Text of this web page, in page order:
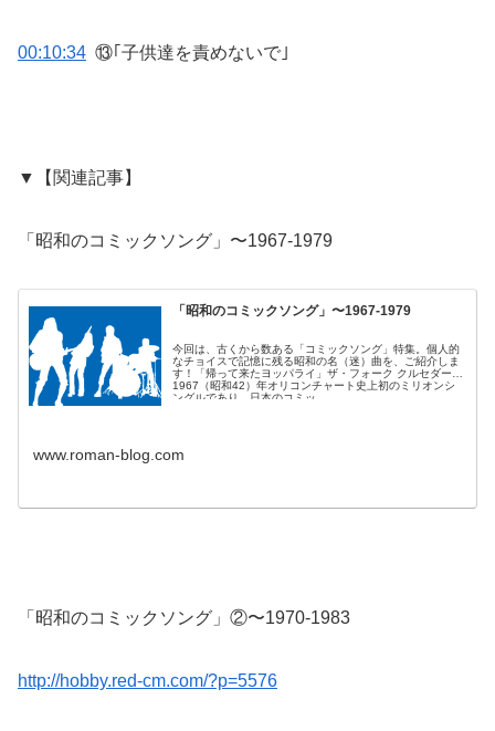
00:10:34 ⑬｢子供達を責めないで｣
▼【関連記事】
「昭和のコミックソング」〜1967-1979
「昭和のコミックソング」〜1967-1979
今回は、古くから数ある「コミックソング」特集。個人的
なチョイスで記憶に残る昭和の名（迷）曲を、ご紹介しま
す！「帰って来たヨッパライ」ザ・フォーク クルセダーズ
1967（昭和42）年オリコンチャート史上初のミリオンシ
ングルであり、日本のコミッ...
www.roman-blog.com
「昭和のコミックソング」②〜1970-1983
http://hobby.red-cm.com/?p=5576